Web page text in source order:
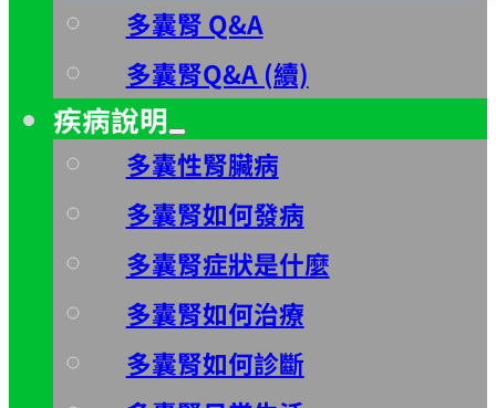
多囊腎 Q&A
多囊腎Q&A (續)
疾病說明
多囊性腎臟病
多囊腎如何發病
多囊腎症狀是什麼
多囊腎如何治療
多囊腎如何診斷